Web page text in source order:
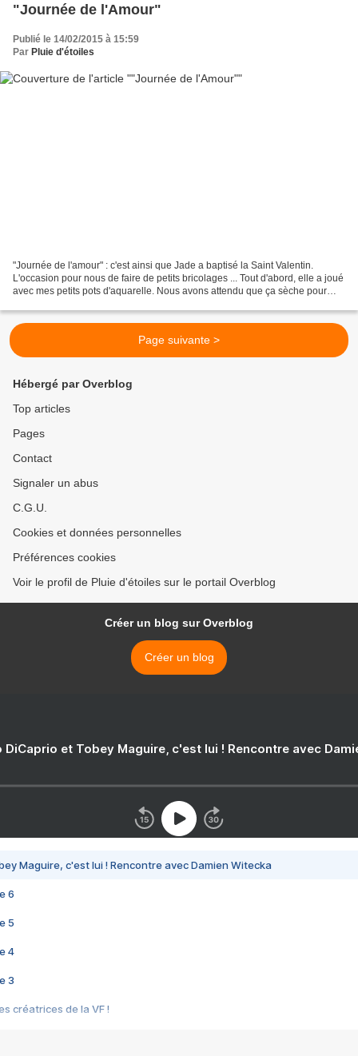
"Journée de l'Amour"
Publié le 14/02/2015 à 15:59
Par Pluie d'étoiles
"Journée de l'amour" : c'est ainsi que Jade a baptisé la Saint Valentin.
L'occasion pour nous de faire de petits bricolages ... Tout d'abord, elle a joué
avec mes petits pots d'aquarelle. Nous avons attendu que ça sèche pour
Page suivante >
Hébergé par Overblog
Top articles
Pages
Contact
Signaler un abus
C.G.U.
Cookies et données personnelles
Préférences cookies
Voir le profil de Pluie d'étoiles sur le portail Overblog
Créer un blog sur Overblog
Créer un blog
DiCaprio et Tobey Maguire, c'est lui ! Rencontre avec
Maguire, c'est lui ! Rencontre avec Damien Witecka
6
5
4
3
créatrices de la VF !